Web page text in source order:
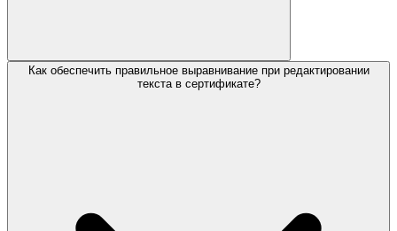
Как обеспечить правильное выравнивание при редактировании
текста в сертификате?